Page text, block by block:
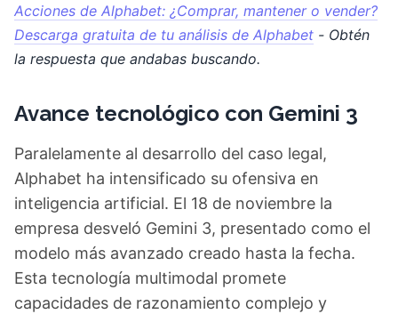
Acciones de Alphabet: ¿Comprar, mantener o vender?
Descarga gratuita de tu análisis de Alphabet - Obtén
la respuesta que andabas buscando.
Avance tecnológico con Gemini 3
Paralelamente al desarrollo del caso legal,
Alphabet ha intensificado su ofensiva en
inteligencia artificial. El 18 de noviembre la
empresa desveló Gemini 3, presentado como el
modelo más avanzado creado hasta la fecha.
Esta tecnología multimodal promete
capacidades de razonamiento complejo y